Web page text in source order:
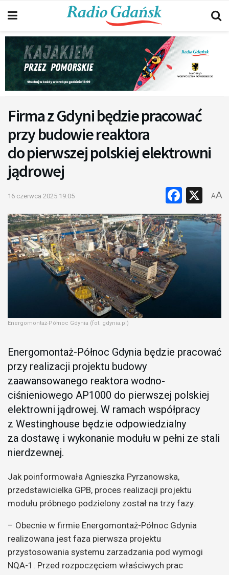
Firma z Gdyni będzie pracować
przy budowie reaktora
do pierwszej polskiej elektrowni
jądrowej
16 czerwca 2025 19:05 X
AA
Energomontaż-Północ Gdynia (fot. gdynia.pl)
Energomontaż-Północ Gdynia będzie pracować
przy realizacji projektu budowy
zaawansowanego reaktora wodno-
ciśnieniowego AP1000 do pierwszej polskiej
elektrowni jądrowej. W ramach współpracy
z Westinghouse będzie odpowiedzialny
za dostawę i wykonanie modułu w pełni ze stali
nierdzewnej.
Jak poinformowała Agnieszka Pyrzanowska,
przedstawicielka GPB, proces realizacji projektu
modułu próbnego podzielony został na trzy fazy.
– Obecnie w firmie Energomontaż-Północ Gdynia
realizowana jest faza pierwsza projektu
przystosowania systemu zarzadzania pod wymogi
NQA-1. Przed rozpoczęciem właściwych prac